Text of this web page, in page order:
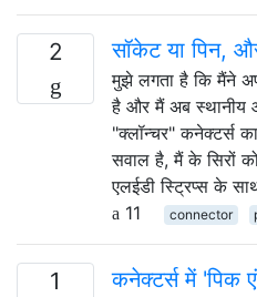
2 सॉकेट या पिन,
मुझे लगता है कि मैंने
है और मैं अब स्थानीय
"क्लॉन्चर" कनेक्टर्स
सवाल है, मैं के सिरों
एलईडी स्ट्रिप्स के
11
connector
1 कनेक्टर्स में 'पिक